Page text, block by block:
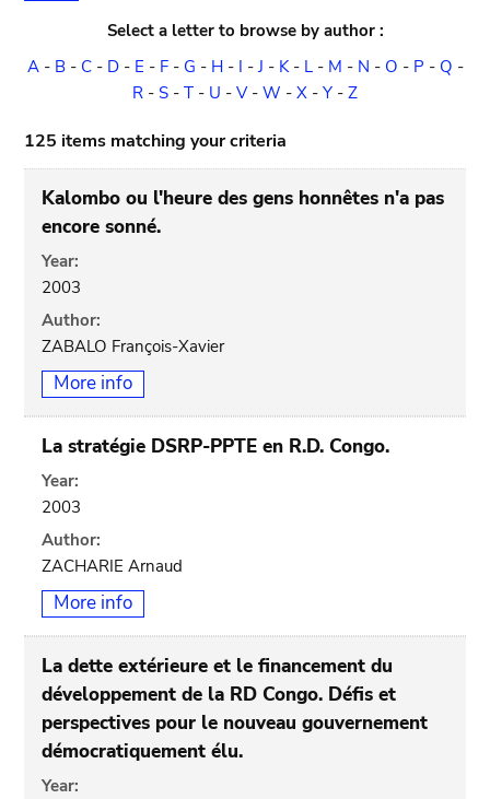
Select a letter to browse by author :
A- B- C- D- E - F- G - H- I -J - K- L- M - N - O - P - Q -
R - S - T - U - V- W - X - Y - Z
125 items matching your criteria
Kalombo ou l'heure des gens honnêtes n'a pas
encore sonné.
Year:
2003
Author:
ZABALO François-Xavier
More info
La stratégie DSRP-PPTE en R.D. Congo.
Year:
2003
Author:
ZACHARIE Arnaud
More info
La dette extérieure et le financement du
développement de la RD Congo. Défis et
perspectives pour le nouveau gouvernement
démocratiquement élu.
Year: